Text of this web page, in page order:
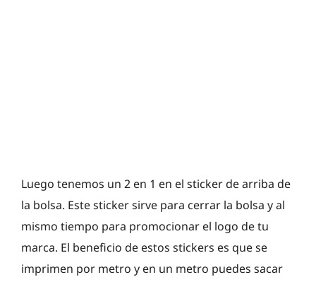
Luego tenemos un 2 en 1 en el sticker de arriba de
la bolsa. Este sticker sirve para cerrar la bolsa y al
mismo tiempo para promocionar el logo de tu
marca. El beneficio de estos stickers es que se
imprimen por metro y en un metro puedes sacar